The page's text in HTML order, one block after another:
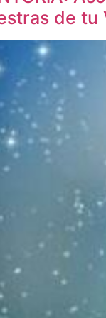
de tu